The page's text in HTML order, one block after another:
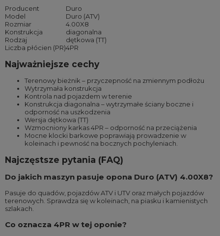
Producent
Duro
Model
Duro (ATV)
Rozmiar
4.00X8
Konstrukcja
diagonalna
Rodzaj
dętkowa (TT)
Liczba płócien (PR)4PR
Najważniejsze cechy
Terenowy bieżnik – przyczepność na zmiennym podłożu
Wytrzymała konstrukcja
Kontrola nad pojazdem w terenie
Konstrukcja diagonalna – wytrzymałe ściany boczne i
odporność na uszkodzenia
Wersja dętkowa (TT)
Wzmocniony karkas 4PR – odporność na przeciążenia
Mocne klocki barkowe poprawiają prowadzenie w
koleinach i pewność na bocznych pochyleniach.
Najczęstsze pytania (FAQ)
Do jakich maszyn pasuje opona Duro (ATV) 4.00X8?
Pasuje do quadów, pojazdów ATV i UTV oraz małych pojazdów
terenowych. Sprawdza się w koleinach, na piasku i kamienistych
szlakach.
Co oznacza 4PR w tej oponie?